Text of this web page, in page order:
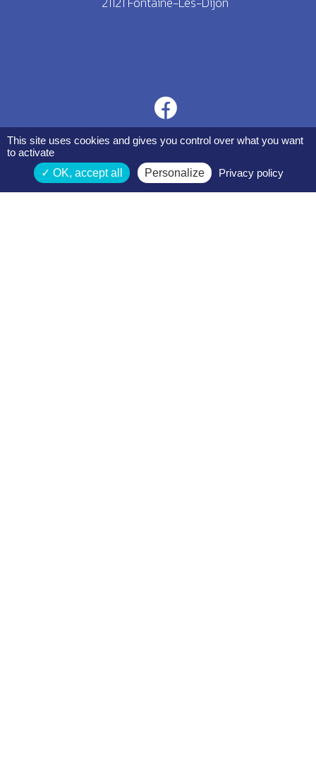
Espace membres
This site uses cookies and gives you control over what you want
to activate
OK, accept all
Personalize Privacy policy